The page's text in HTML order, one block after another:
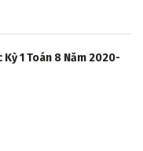
1 Toán 8 Năm 2020-